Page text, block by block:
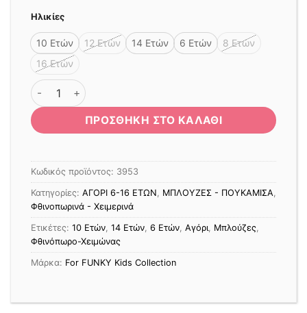
Ηλικίες
10 Ετών 12 Ετών 14 Ετών 6 Ετών
8 Ετών
16 Ετών
ΜΠΛΟΥΖΑ ΦΟΥΤΕΡ FNK GREEN MESSAGE ΠΡΑΣΙΝΗ
ΠΡΟΣΘΉΚΗ ΣΤΟ ΚΑΛΆΘΙ
Κωδικός προϊόντος: 3953
Κατηγορίες: ΑΓΟΡΙ 6-16 ΕΤΩΝ, ΜΠΛΟΥΖΕΣ - ΠΟΥΚΑΜΙΣΑ,
Φθινοπωρινά - Χειμερινά
Ετικέτες: 10 Ετών, 14 Ετών, 6 Ετών, Αγόρι, Μπλούζες,
Φθινόπωρο-Χειμώνας
Μάρκα: For FUNKY Kids Collection